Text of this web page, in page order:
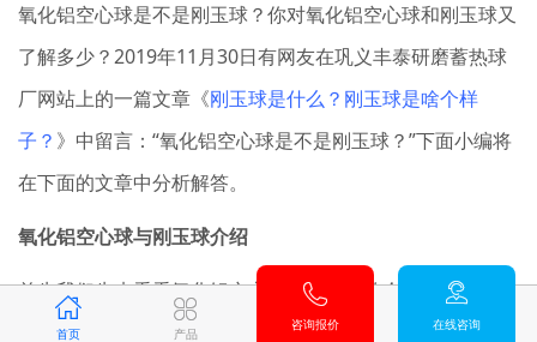
首页 产品
咨询报价 在线咨询
氧化铝空心球是不是刚玉球？你对氧化铝空心球和刚玉球又
了解多少？2019年11月30日有网友在巩义丰泰研磨蓄热球
厂网站上的一篇文章《刚玉球是什么？刚玉球是啥个样
子？ 》中留言：“氧化铝空心球是不是刚玉球？”下面小编将
在下面的文章中分析解答。
氧化铝空心球与刚玉球介绍
首先我们先来看看氧化铝空心球和刚玉球的介绍，之前我们
已经了解过了
刚玉球是什么 ，下面我们就主要说下氧化铝空